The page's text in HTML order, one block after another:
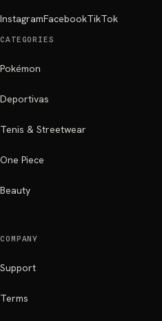
InstagramFacebookTikTok
CATEGORIES
Pokémon
Deportivas
Tenis & Streetwear
One Piece
Beauty
COMPANY
Support
Terms